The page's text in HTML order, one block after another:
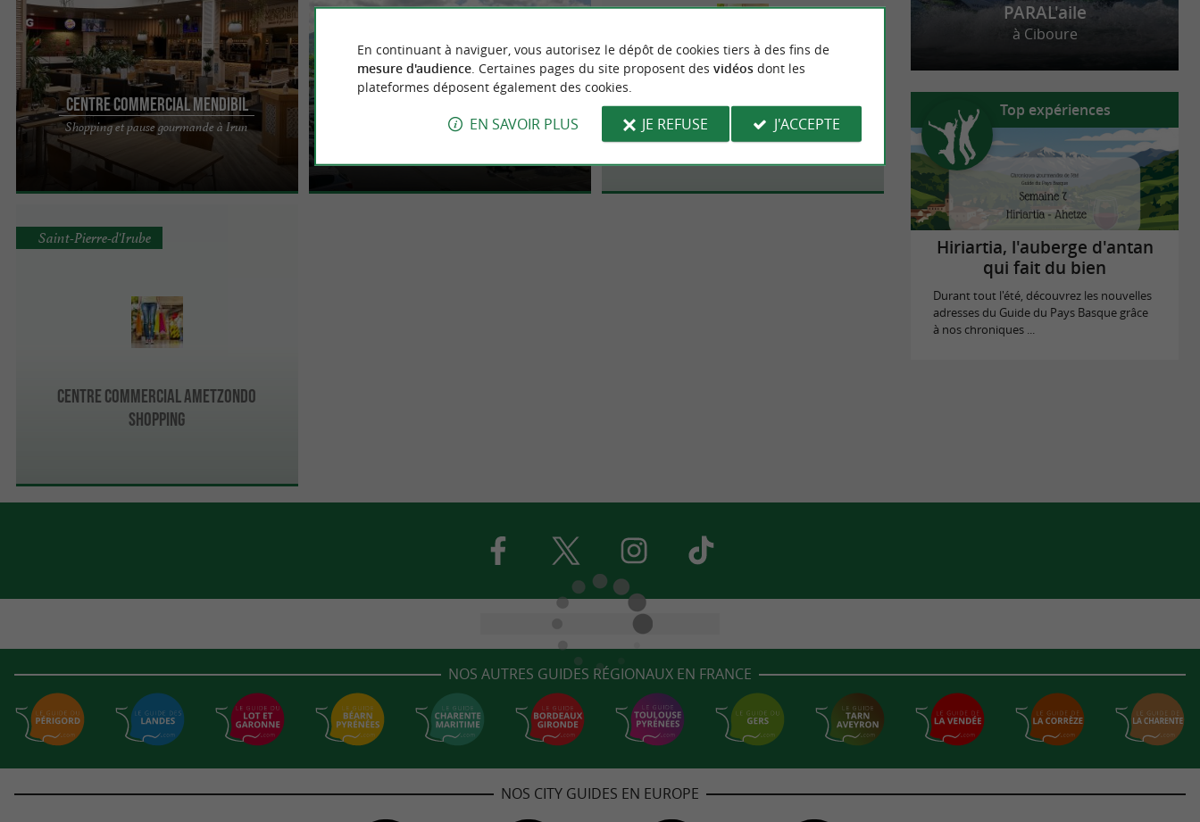
Centre Commercial Mendibil
Shopping et pause gourmande à Irun
MENDIBIL est un centre commercial qui offre à
ses visiteurs une expérience complète de
shopping bien ...
Dantxarinea
à Urdax
La zone commerciale de Dantxarinea, en raison
de sa situation frontalière, est devenue la zone
E.Leclerc Urrugne
Centre Commercial Ametzondo
Shopping
Saint-Pierre-d'Irube
PARAL'aile
à Ciboure
Top expériences
Hiriartia, l'auberge d'antan
qui fait du bien
Durant tout l'été, découvrez les nouvelles
adresses du Guide du Pays Basque grâce
à nos chroniques ...
NOS AUTRES GUIDES RÉGIONAUX EN FRANCE
NOS CITY GUIDES EN EUROPE
En continuant à naviguer, vous autorisez le dépôt de cookies tiers à des fins de
mesure d'audience. Certaines pages du site proposent des vidéosdont les
plateformes déposent également des cookies.
EN SAVOIR PLUS JE REFUSE J'ACCEPTE